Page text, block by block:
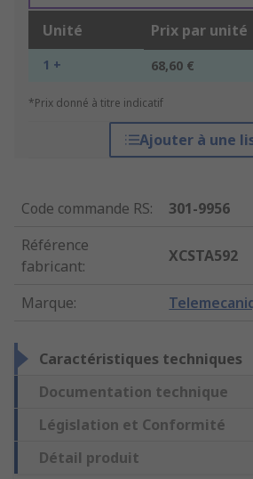
Unité Prix par unité
1 + 68,60 €
*Prix donné à titre indicatif
Ajouter à une
Code commande RS:
301-9956
Référence
fabricant:
XCSTA592
Marque:
Caractéristiques techniques
Documentation technique
Législation et Conformité
Détail produit